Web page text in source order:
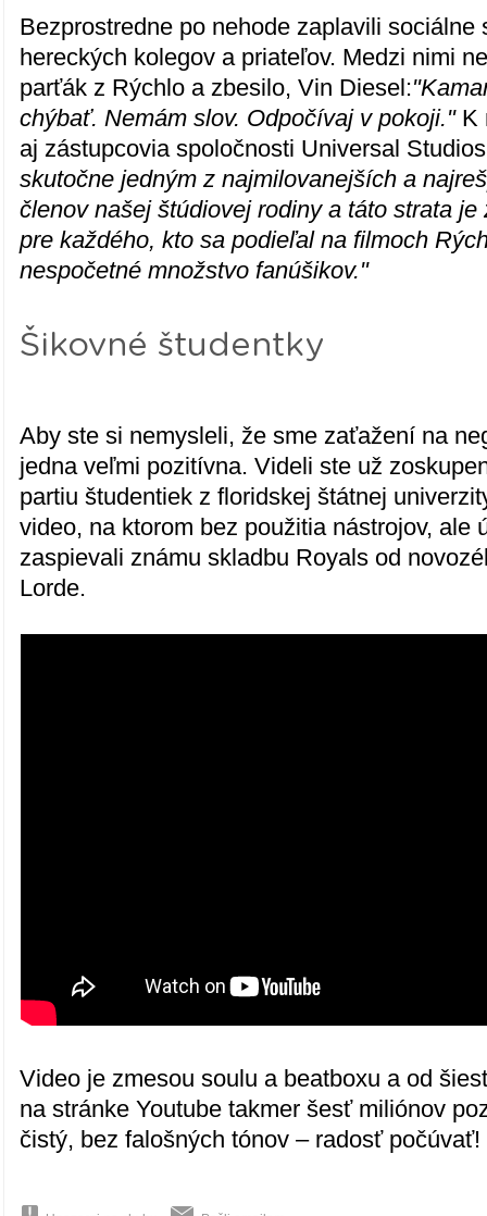
Bezprostredne po nehode zaplavili sociálne
hereckých kolegov a priateľov. Medzi nimi
parťák z Rýchlo a zbesilo, Vin Diesel:
chýbať. Nemám slov. Odpočívaj v pokoji."K
aj zástupcovia spoločnosti Universal
skutočne jedným z najmilovanejších a
členov našej štúdiovej rodiny a táto strata je
pre každého, kto sa podieľal na filmoch
nespočetné množstvo fanúšikov."
Šikovné študentky
Aby ste si nemysleli, že sme zaťažení na
jedna veľmi pozitívna. Videli ste už
partiu študentiek z floridskej štátnej
video, na ktorom bez použitia nástrojov, ale
zaspievali známu skladbu Royals od
Lorde.
Video je zmesou soulu a beatboxu a od
na stránke Youtube takmer šesť miliónov
čistý, bez falošných tónov – radosť počúvať!